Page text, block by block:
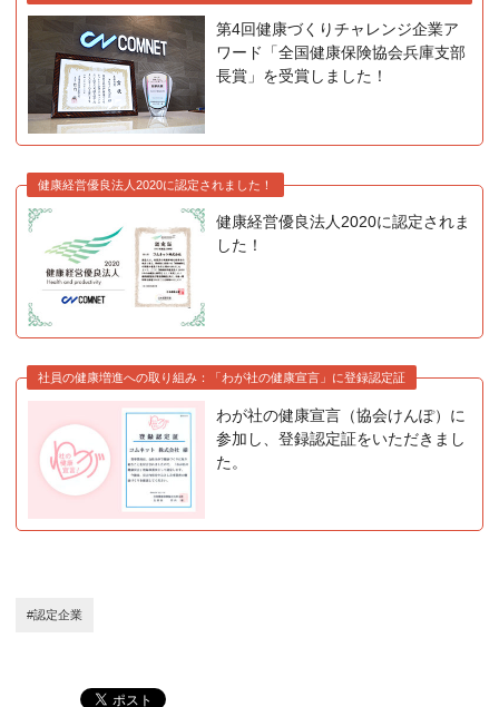
第4回健康づくりチャレンジ企業ア
ワード「全国健康保険協会兵庫支部
長賞」を受賞しました！
健康経営優良法人2020に認定されました！
健康経営優良法人2020に認定されま
した！
社員の健康増進への取り組み：「わが社の健康宣言」に登録認定証
わが社の健康宣言（協会けんぽ）に
参加し、登録認定証をいただきまし
た。
#認定企業